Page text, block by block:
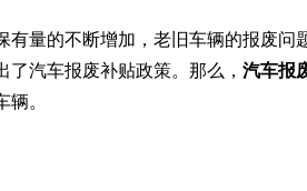
有量的不断增加，老旧车辆的报废
了汽车报废补贴政策。那么， 汽车报
辆。